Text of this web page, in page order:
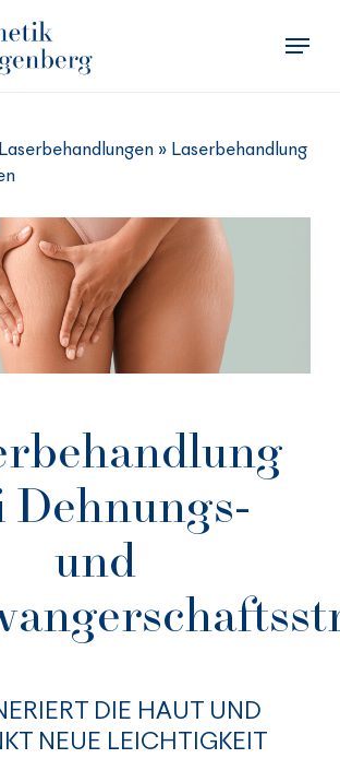
Menu
Laserbehandlungen» Laserbehandlung
Dehnungs-
und
DIE HAUT UND
NEUE LEICHTIGKEIT